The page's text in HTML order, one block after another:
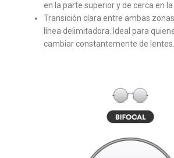
en la parte superior y de cerca en
Transición clara entre ambas
línea delimitadora. Ideal para
cambiar constantemente de lentes.